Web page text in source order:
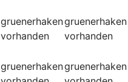
gruenerhaken
vorhanden
gruenerhaken
vorhanden
gruenerhakengruenerhaken